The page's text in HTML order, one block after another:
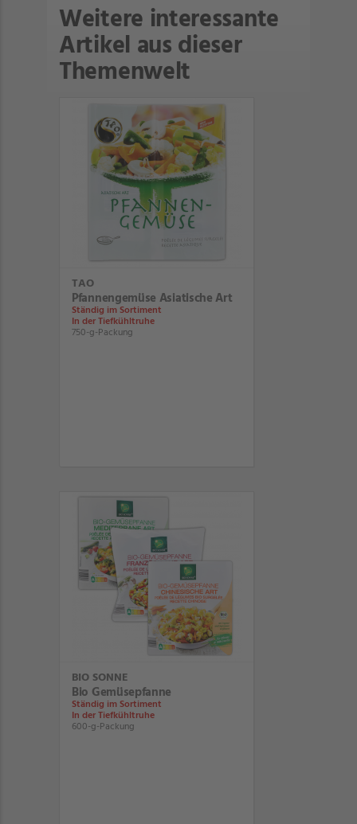
Weitere interessante
Artikel aus dieser
Themenwelt
TAO
Pfannengemüse Asiatische Art
Ständig im Sortiment
In der Tiefkühltruhe
750-g-Packung
BIO SONNE
Bio Gemüsepfanne
Ständig im Sortiment
In der Tiefkühltruhe
600-g-Packung